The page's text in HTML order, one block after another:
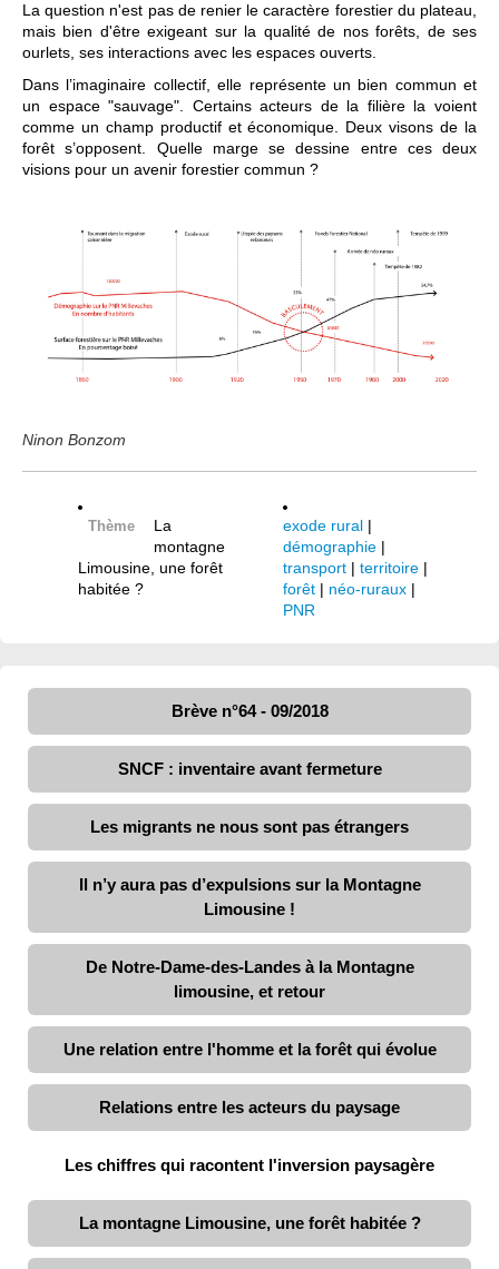
La question n'est pas de renier le caractère forestier du plateau,
mais bien d'être exigeant sur la qualité de nos forêts, de ses
ourlets, ses interactions avec les espaces ouverts.
Dans l’imaginaire collectif, elle représente un bien commun et
un espace "sauvage". Certains acteurs de la filière la voient
comme un champ productif et économique. Deux visons de la
forêt s’opposent. Quelle marge se dessine entre ces deux
visions pour un avenir forestier commun ?
Ninon Bonzom
Thème
La
montagne
Limousine, une forêt
habitée ?
exode rural |
démographie |
transport | territoire |
forêt | néo-ruraux |
PNR
Brève n°64 - 09/2018
SNCF : inventaire avant fermeture
Les migrants ne nous sont pas étrangers
Il n’y aura pas d’expulsions sur la Montagne
Limousine !
De Notre-Dame-des-Landes à la Montagne
limousine, et retour
Une relation entre l'homme et la forêt qui évolue
Relations entre les acteurs du paysage
Les chiffres qui racontent l'inversion paysagère
La montagne Limousine, une forêt habitée ?